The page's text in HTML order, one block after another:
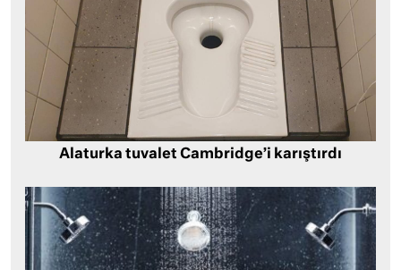
Alaturka tuvalet Cambridge’i karıştırdı